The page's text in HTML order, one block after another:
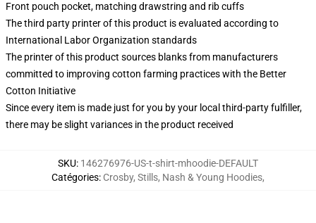
Front pouch pocket, matching drawstring and rib cuffs
The third party printer of this product is evaluated according to
International Labor Organization standards
The printer of this product sources blanks from manufacturers
committed to improving cotton farming practices with the Better
Cotton Initiative
Since every item is made just for you by your local third-party fulfiller,
there may be slight variances in the product received
SKU: 146276976-US-t-shirt-mhoodie-DEFAULT
Catégories: Crosby, Stills, Nash & Young Hoodies,